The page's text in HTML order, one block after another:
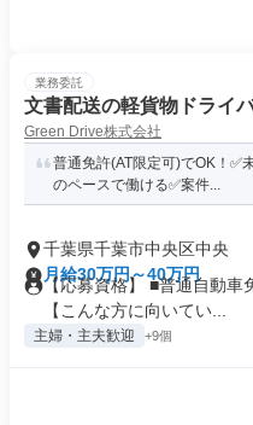
業務委託
文書配送の軽貨物ドライ
Green Drive株式会社
普通免許(AT限定可)でOK！✅
のペースで働ける✅案件...
千葉県千葉市中央区中央
月給30万円～40万円
【応募資格】 ■普通自動車
【こんな方に向いてい...
主婦・主夫歓迎 +9個